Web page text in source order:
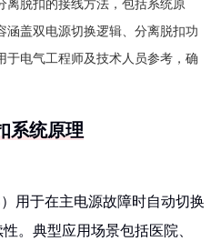
离脱扣的接线方法，包括系统原
涵盖双电源切换逻辑、分离脱扣功
于电气工程师及技术人员参考，确
系统原理
用于在主电源故障时自动切换
。典型应用场景包括医院、